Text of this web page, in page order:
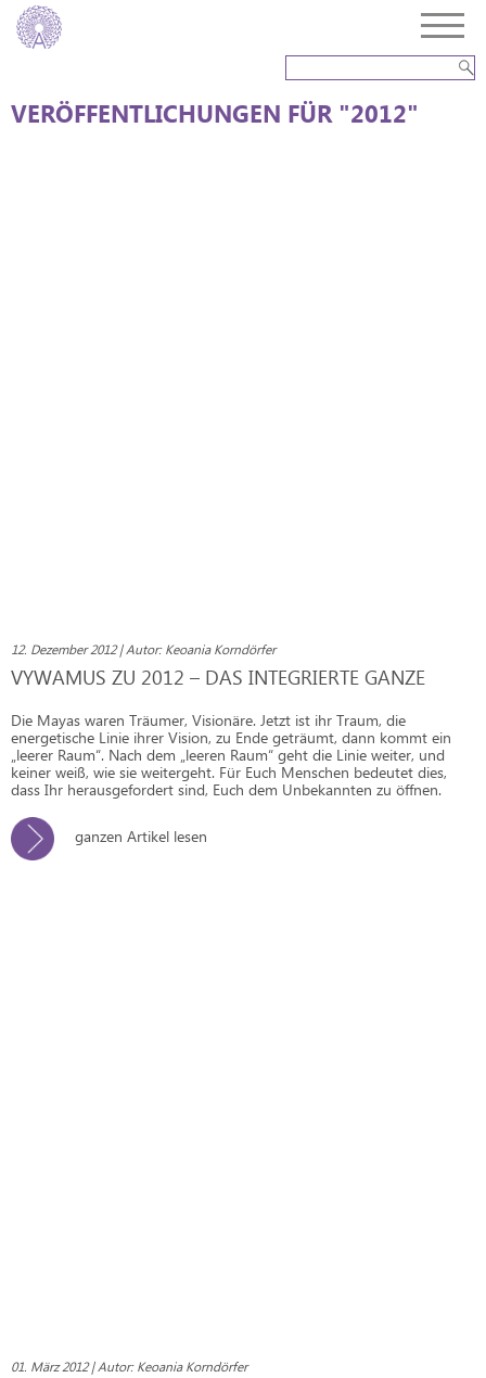
VERÖFFENTLICHUNGEN FÜR "2012"
12. Dezember 2012 | Autor: Keoania Korndörfer
VYWAMUS ZU 2012 – DAS INTEGRIERTE GANZE
Die Mayas waren Träumer, Visionäre. Jetzt ist ihr Traum, die
energetische Linie ihrer Vision, zu Ende geträumt, dann kommt ein
„leerer Raum“. Nach dem „leeren Raum“ geht die Linie weiter, und
keiner weiß, wie sie weitergeht. Für Euch Menschen bedeutet dies,
dass Ihr herausgefordert sind, Euch dem Unbekannten zu öffnen.
ganzen Artikel lesen
01. März 2012 | Autor: Keoania Korndörfer